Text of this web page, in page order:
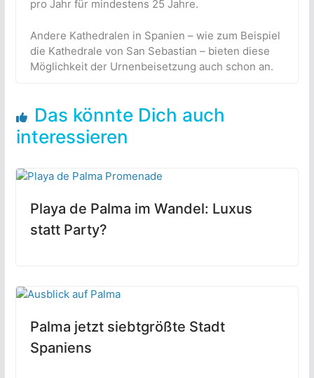
pro Jahr für mindestens 25 Jahre.
Andere Kathedralen in Spanien – wie zum Beispiel
die Kathedrale von San Sebastian – bieten diese
Möglichkeit der Urnenbeisetzung auch schon an.
Das könnte Dich auch
interessieren
Playa de Palma im Wandel: Luxus
statt Party?
Palma jetzt siebtgrößte Stadt
Spaniens